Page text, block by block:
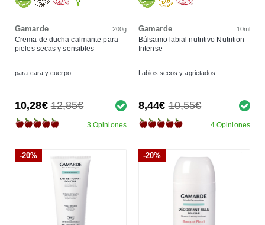
Gamarde 200g
Crema de ducha calmante para
pieles secas y sensibles
para cara y cuerpo
10,28€ 12,85€
3 Opiniones
Gamarde 10ml
Bálsamo labial nutritivo Nutrition
Intense
Labios secos y agrietados
8,44€ 10,55€
4 Opiniones
-20% -20%